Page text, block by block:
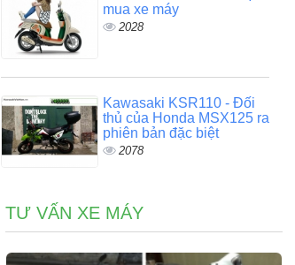
mua xe máy
2028
Kawasaki KSR110 - Đối
thủ của Honda MSX125 ra
phiên bản đặc biệt
2078
TƯ VẤN XE MÁY